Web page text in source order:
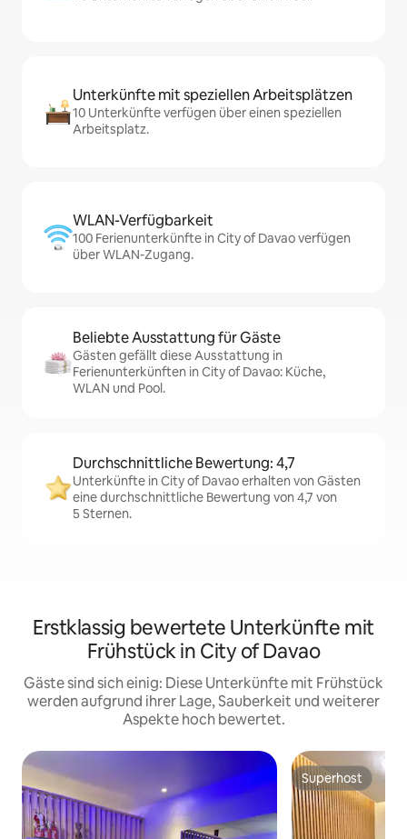
Unterkünfte mit speziellen Arbeitsplätzen
10 Unterkünfte verfügen über einen speziellen
Arbeitsplatz.
WLAN-Verfügbarkeit
100 Ferienunterkünfte in City of Davao verfügen
über WLAN-Zugang.
Beliebte Ausstattung für Gäste
Gästen gefällt diese Ausstattung in
Ferienunterkünften in City of Davao: Küche,
WLAN und Pool.
Durchschnittliche Bewertung: 4,7
Unterkünfte in City of Davao erhalten von Gästen
eine durchschnittliche Bewertung von 4,7 von
5 Sternen.
Erstklassig bewertete Unterkünfte mit
Frühstück in City of Davao
Gäste sind sich einig: Diese Unterkünfte mit Frühstück
werden aufgrund ihrer Lage, Sauberkeit und weiterer
Aspekte hoch bewertet.
Superhost
Superhost